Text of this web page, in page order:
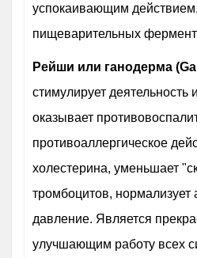
успокаивающим
пищеварительных
Рейши или ганодерма
стимулирует
оказывает
противоаллергическое
холестерина, уменьшает
тромбоцитов, нормализует
давление. Является
улучшающим работу всех